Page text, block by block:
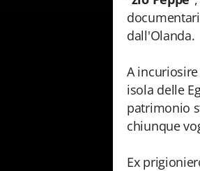
dall'Olanda.
A
isola delle
patrimonio
chiunque
Ex